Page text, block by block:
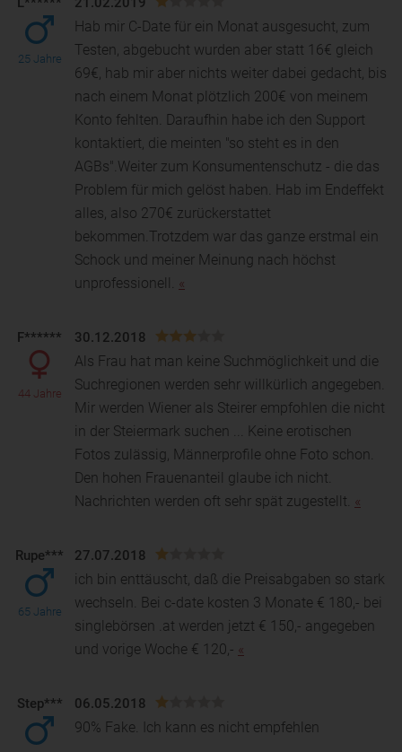
25 Jahre
Hab mir C-Date für ein Monat ausgesucht, zum
Testen, abgebucht wurden aber statt 16€ gleich
69€, hab mir aber nichts weiter dabei gedacht, bis
nach einem Monat plötzlich 200€ von meinem
Konto fehlten. Daraufhin habe ich den Support
kontaktiert, die meinten "so steht es in den
AGBs".Weiter zum Konsumentenschutz - die das
Problem für mich gelöst haben. Hab im Endeffekt
alles, also 270€ zurückerstattet
bekommen.Trotzdem war das ganze erstmal ein
Schock und meiner Meinung nach höchst
unprofessionell. «
F******
44 Jahre
30.12.2018
Als Frau hat man keine Suchmöglichkeit und die
Suchregionen werden sehr willkürlich angegeben.
Mir werden Wiener als Steirer empfohlen die nicht
in der Steiermark suchen ... Keine erotischen
Fotos zulässig, Männerprofile ohne Foto schon.
Den hohen Frauenanteil glaube ich nicht.
Nachrichten werden oft sehr spät zugestellt. «
Rupe***
65 Jahre
27.07.2018
ich bin enttäuscht, daß die Preisabgaben so stark
wechseln. Bei c-date kosten 3 Monate € 180,- bei
singlebörsen .at werden jetzt € 150,- angegeben
und vorige Woche € 120,- «
Step*** 06.05.2018
90% Fake. Ich kann es nicht empfehlen